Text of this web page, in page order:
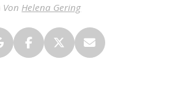
Von Helena Gering